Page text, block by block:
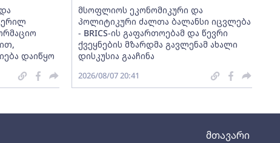
მთავარი
დაიწყო
მსოფლიოს ეკონომიკური და
პოლიტიკური ძალთა ბალანსი იცვლება
- BRICS-ის გაფართოებამ და წევრი
ქვეყნების მზარდმა გავლენამ ახალი
დისკუსია გააჩინა
2026/08/07 20:41